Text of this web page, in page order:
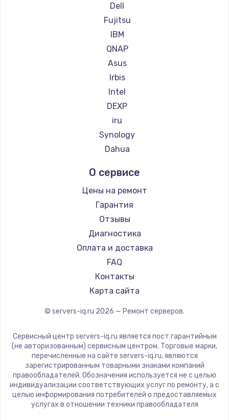
Dell
Fujitsu
IBM
QNAP
Asus
Irbis
Intel
DEXP
iru
Synology
Dahua
О сервисе
Цены на ремонт
Гарантия
Отзывы
Диагностика
Оплата и доставка
FAQ
Контакты
Карта сайта
© servers-iq.ru 2026 — Ремонт серверов.
Сервисный центр servers-iq.ru является пост гарантийным
(не авторизованным) сервисным центром. Торговые марки,
перечисленные на сайте servers-iq.ru, являются
зарегистрированным товарными знаками компаний
правообладателей. Обозначения используется не с целью
индивидуализации соответствующих услуг по ремонту, а с
целью информирования потребителей о предоставляемых
услугах в отношении техники правообладателя